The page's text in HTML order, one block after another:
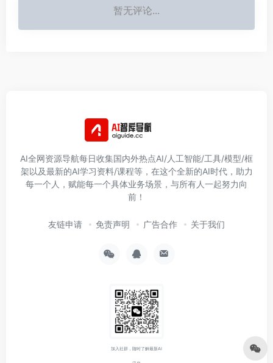
暂无评论...
AI全网资源导航每日收集国内外热点AI/人工智能/工具/模型/框
架以及最新的AI学习资料/课程等，在这个全新的AI时代，助力
每一个人，赋能每一个具体业务场景，与所有人一起努力向
前！
友链申请 免责声明 广告合作 关于我们
加入社群，随时了解最新AI